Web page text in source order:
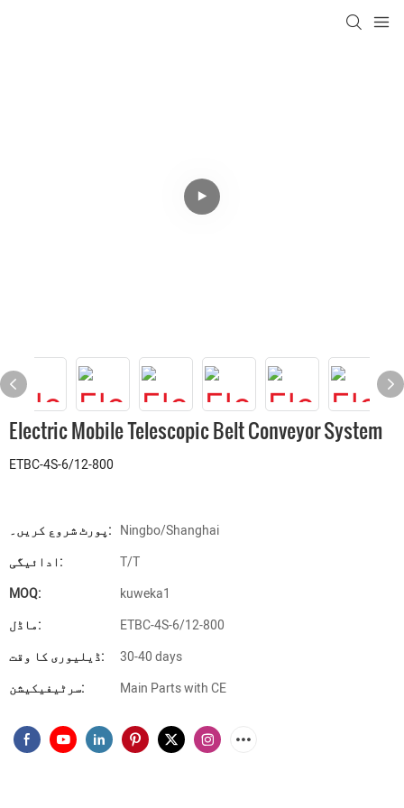
Electric Mobile Telescopic Belt Conveyor System
ETBC-4S-6/12-800
پورٹ شروع کریں۔: Ningbo/Shanghai
ادائیگی:
T/T
MOQ:
kuweka1
ماڈل:
ETBC-4S-6/12-800
ڈیلیوری کا وقت:
30-40 days
سرٹیفیکیشن:
Main Parts with CE